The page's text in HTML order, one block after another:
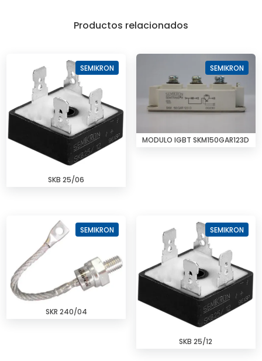
Productos relacionados
SEMIKRON
SKB 25/06
SEMIKRON
MODULO IGBT SKM150GAR123D
SEMIKRON
SKR 240/04
SEMIKRON
SKB 25/12